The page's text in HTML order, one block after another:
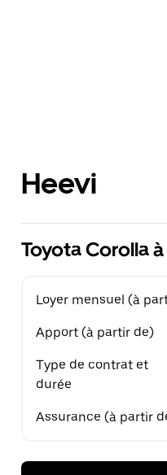
Heevi
Toyota Corolla
Loyer mensuel (à
Apport (à partir de)
Type de contrat et
durée
Assurance (à partir